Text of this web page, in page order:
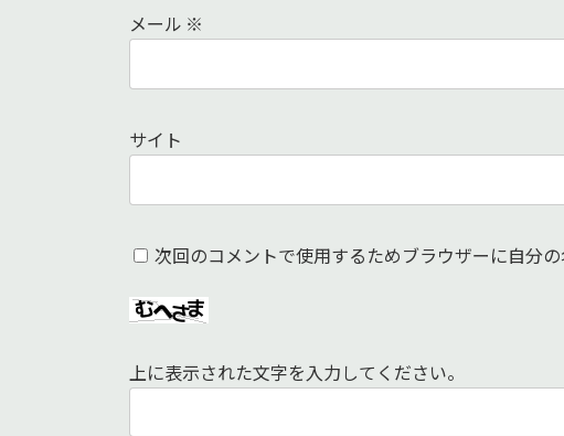
メール ※
サイト
次回のコメントで使用するためブラウザーに自分
上に表示された文字を入力してください。